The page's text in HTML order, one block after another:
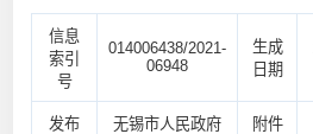
信息
索引
号
014006438/2021-
06948
生成
日期
发布
无锡市人民政府
附件